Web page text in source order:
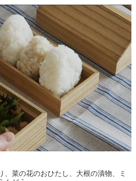
、菜の花のおひたし、大根の漬物、ミ